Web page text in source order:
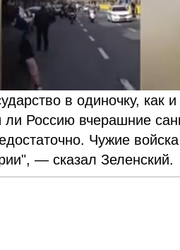
в одиночку, как
Россию вчерашние
Чужие
— сказал Зеленский.